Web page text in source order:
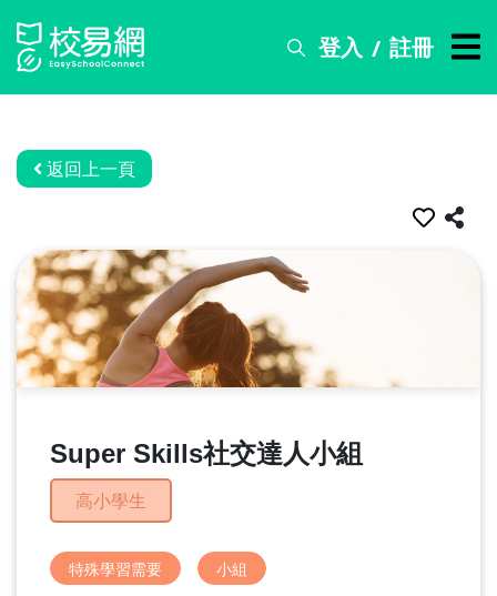
登入 / 註冊
搜
務
資
訊
關
於
我
返回上一頁
Super Skills社交達人小組
高小學生
特殊學習需要 小組